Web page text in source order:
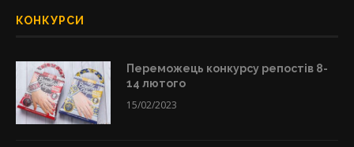
КОНКУРСИ
Переможець конкурсу репостів 8-
14 лютого
15/02/2023